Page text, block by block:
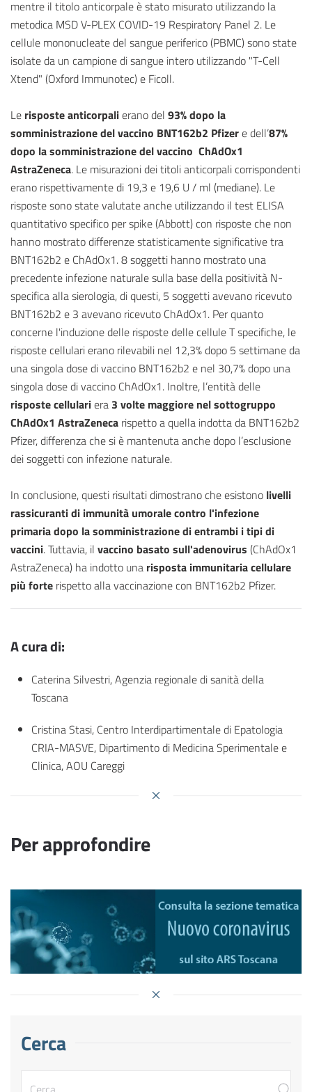
mentre il titolo anticorpale è stato misurato utilizzando la
metodica MSD V-PLEX COVID-19 Respiratory Panel 2. Le
cellule mononucleate del sangue periferico (PBMC) sono state
isolate da un campione di sangue intero utilizzando "T-Cell
Xtend" (Oxford Immunotec) e Ficoll.
Le risposte anticorpalierano del 93% dopo la
somministrazione del vaccino BNT162b2 Pfizere dell’87%
dopo la somministrazione del vaccino ChAdOx1
AstraZeneca. Le misurazioni dei titoli anticorpali corrispondenti
erano rispettivamente di 19,3 e 19,6 U / ml (mediane). Le
risposte sono state valutate anche utilizzando il test ELISA
quantitativo specifico per spike (Abbott) con risposte che non
hanno mostrato differenze statisticamente significative tra
BNT162b2 e ChAdOx1. 8 soggetti hanno mostrato una
precedente infezione naturale sulla base della positività N-
specifica alla sierologia, di questi, 5 soggetti avevano ricevuto
BNT162b2 e 3 avevano ricevuto ChAdOx1. Per quanto
concerne l'induzione delle risposte delle cellule T specifiche, le
risposte cellulari erano rilevabili nel 12,3% dopo 5 settimane da
una singola dose di vaccino BNT162b2 e nel 30,7% dopo una
singola dose di vaccino ChAdOx1. Inoltre, l’entità delle
risposte cellulariera 3 volte maggiore nel sottogruppo
ChAdOx1 AstraZeneca rispetto a quella indotta da BNT162b2
Pfizer, differenza che si è mantenuta anche dopo l’esclusione
dei soggetti con infezione naturale.
In conclusione, questi risultati dimostrano che esistono livelli
rassicuranti di immunità umorale contro l'infezione
primaria dopo la somministrazione di entrambi i tipi di
vaccini. Tuttavia, il vaccino basato sull'adenovirus (ChAdOx1
AstraZeneca) ha indotto una risposta immunitaria cellulare
più forte rispetto alla vaccinazione con BNT162b2 Pfizer.
A cura di:
Caterina Silvestri, Agenzia regionale di sanità della
Toscana
Cristina Stasi, Centro Interdipartimentale di Epatologia
CRIA-MASVE, Dipartimento di Medicina Sperimentale e
Clinica, AOU Careggi
Per approfondire
Cerca